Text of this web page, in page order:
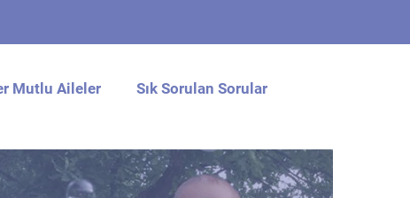
Mutlu Aileler Sık Sorulan Sorular